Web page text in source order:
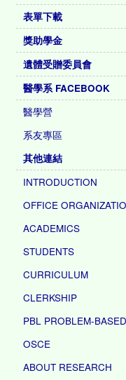
表單下載
獎助學金
遺體受贈委員會
醫學系 FACEBOOK
醫學營
系友專區
其他連結
INTRODUCTION
OFFICE
ACADEMICS
STUDENTS
CURRICULUM
CLERKSHIP
PBL PROBLEM-
OSCE
ABOUT RESEARCH